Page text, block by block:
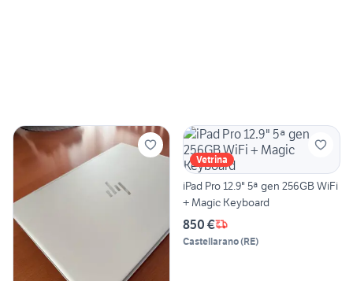
Vetrina
iPad Pro 12.9" 5ª gen 256GB WiFi
+ Magic Keyboard
850 €
Castellarano(RE)